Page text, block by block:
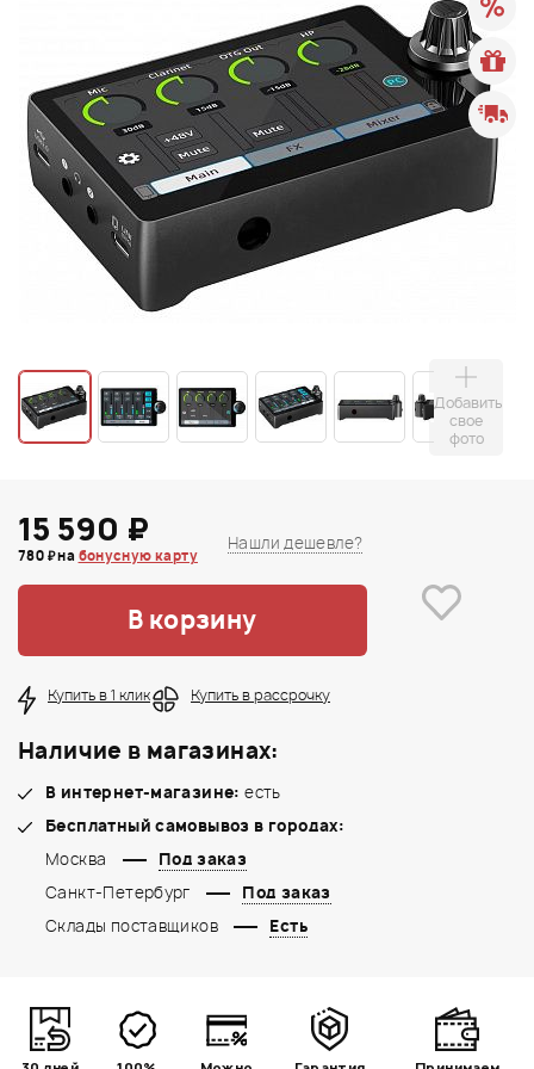
Добавить
свое
фото
15 590 ₽
780 ₽ на бонусную карту
Нашли дешевле?
В корзину
Купить в 1 клик Купить в рассрочку
Наличие в магазинах:
В интернет-магазине: есть
Бесплатный самовывоз в городах:
Москва
Под заказ
Санкт-Петербург
Под заказ
Склады поставщиков
Есть